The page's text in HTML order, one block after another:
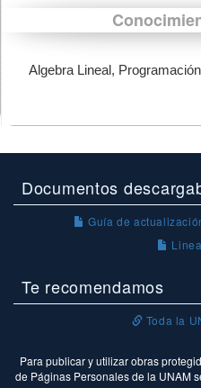
Algebra Lineal,
Documentos
Guía de
Te recomendamos
Toda la
Para publicar y utilizar obras
de Páginas Personales de la UNAM